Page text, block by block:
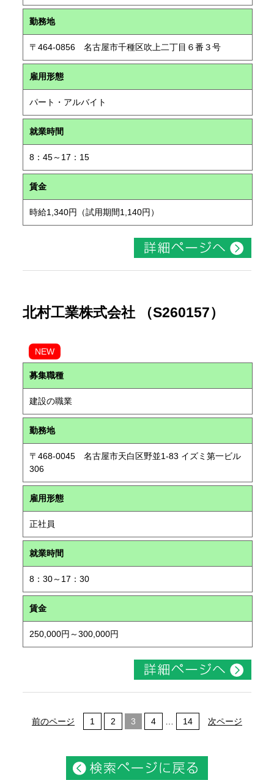
勤務地
〒464-0856 名古屋市千種区吹上二丁目６番３号
雇用形態
パート・アルバイト
就業時間
8：45～17：15
賃金
時給1,340円（試用期間1,140円）
北村工業株式会社 （S260157）
NEW
募集職種
建設の職業
勤務地
〒468-0045 名古屋市天白区野並1-83 イズミ第一ビル
306
雇用形態
正社員
就業時間
8：30～17：30
賃金
250,000円～300,000円
前のページ 1 2 3 4 14 次ページ